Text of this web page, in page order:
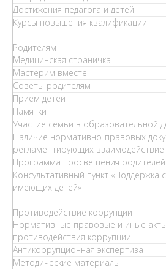
Достижения педагога и детей
Курсы повышения квалификации
Родителям
Медицинская страничка
Мастерим вместе
Советы родителям
Прием детей
Памятки
Участие семьи в образовательной
Наличие нормативно-правовых
регламентирующих
Программа просвещения родителей
Консультативный пункт «Поддержка
имеющих детей»
Противодействие коррупции
Нормативные правовые и иные
противодействия коррупции
Антикоррупционная экспертиза
Методические материалы